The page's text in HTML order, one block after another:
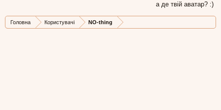
а де твій аватар? :)
Головна Користувачі NO-thing